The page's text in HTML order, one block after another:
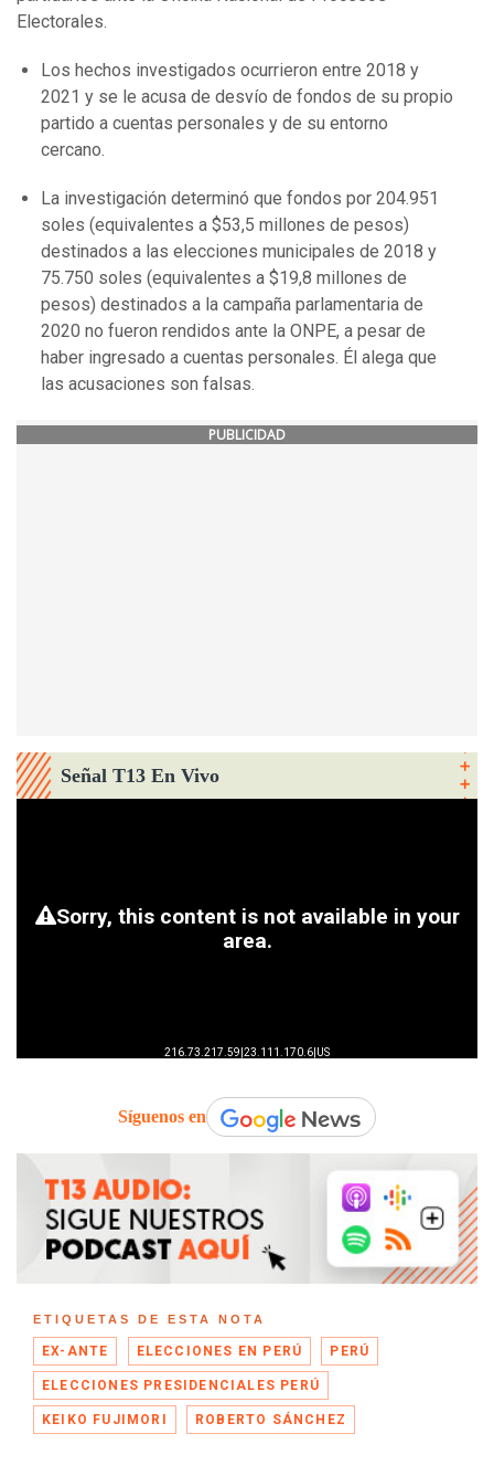
Electorales.
Los hechos investigados ocurrieron entre 2018 y
2021 y se le acusa de desvío de fondos de su propio
partido a cuentas personales y de su entorno
cercano.
La investigación determinó que fondos por 204.951
soles (equivalentes a $53,5 millones de pesos)
destinados a las elecciones municipales de 2018 y
75.750 soles (equivalentes a $19,8 millones de
pesos) destinados a la campaña parlamentaria de
2020 no fueron rendidos ante la ONPE, a pesar de
haber ingresado a cuentas personales. Él alega que
las acusaciones son falsas.
PUBLICIDAD
Señal T13 En Vivo
Síguenos en
ETIQUETAS DE ESTA NOTA
EX-ANTE ELECCIONES EN PERÚ PERÚ
ELECCIONES PRESIDENCIALES PERÚ
KEIKO FUJIMORI ROBERTO SÁNCHEZ